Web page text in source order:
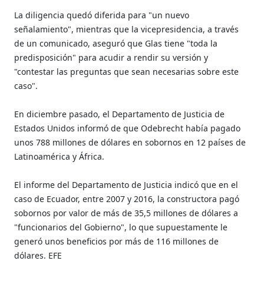
La diligencia quedó diferida para "un nuevo
señalamiento", mientras que la vicepresidencia, a través
de un comunicado, aseguró que Glas tiene "toda la
predisposición" para acudir a rendir su versión y
"contestar las preguntas que sean necesarias sobre este
caso".
En diciembre pasado, el Departamento de Justicia de
Estados Unidos informó de que Odebrecht había pagado
unos 788 millones de dólares en sobornos en 12 países de
Latinoamérica y África.
El informe del Departamento de Justicia indicó que en el
caso de Ecuador, entre 2007 y 2016, la constructora pagó
sobornos por valor de más de 35,5 millones de dólares a
"funcionarios del Gobierno", lo que supuestamente le
generó unos beneficios por más de 116 millones de
dólares. EFE